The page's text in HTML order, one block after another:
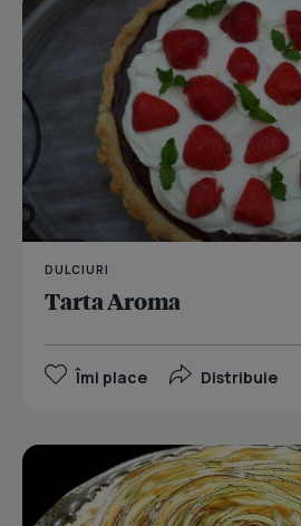
DULCIURI
Tarta Aroma
Îmi place Distribuie